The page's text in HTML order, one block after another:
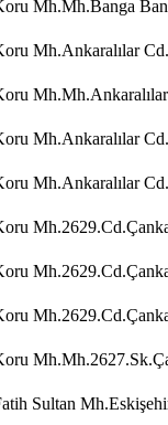
Mh.Mh.Banga
Mh.Ankaralılar
Mh.Ankaralılar
Mh.Ankaralılar
Sultan